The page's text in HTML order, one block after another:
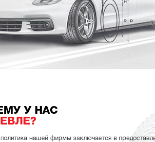
У НАС
нашей фирмы заключается в